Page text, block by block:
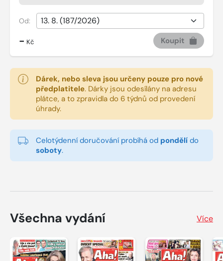
Od:
- Kč Koupit
Dárek, nebo sleva jsou určeny pouze pro nové
předplatitele. Dárky jsou odesílány na adresu
plátce, a to zpravidla do 6 týdnů od provedení
úhrady.
Celotýdenní doručování probíhá od pondělí do
soboty.
Všechna vydání Více